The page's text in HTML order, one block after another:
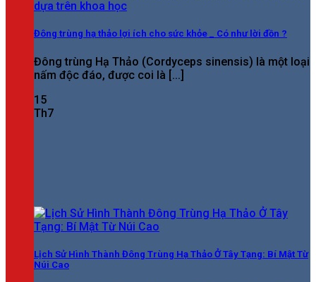
Đông trùng hạ thảo lợi ích cho sức khỏe _ Có như lời đồn ?
Đông trùng Hạ Thảo (Cordyceps sinensis) là một loại
nấm độc đáo, được coi là [...]
15
Th7
Lịch Sử Hình Thành Đông Trùng Hạ Thảo Ở Tây Tạng: Bí Mật Từ
Núi Cao